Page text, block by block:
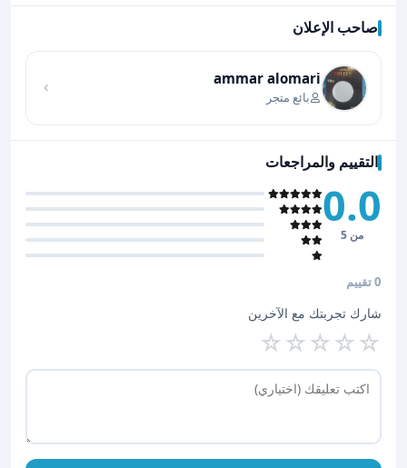
صاحب الإعلان
ammar alomari
بائع متجر
التقييم والمراجعات
0.0
من 5
0 تقييم
شارك تجربتك مع الآخرين
☆
☆
☆
☆
☆